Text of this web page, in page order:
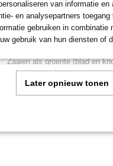
uitgesneden, dan zal de plant
sieren. De bloemen zijn ook
Zaaien als kruidenplant: in
Zaaien als groente (blad en
met aarde toedekken.
Een zakje bevat 3 gram
van informatie
en analysepartners
gebruiken in
gebruik van hun diensten of
Later opnieuw tonen